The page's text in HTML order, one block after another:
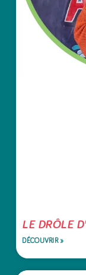
LE DRÔLE
DÉCOUVRIR »